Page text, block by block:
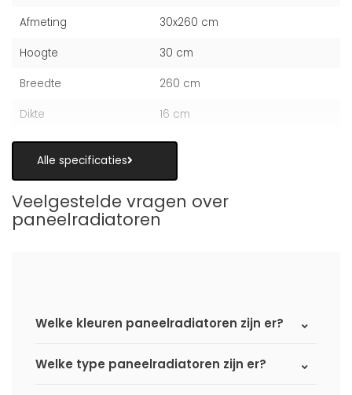
Afmeting 30x260 cm
Hoogte 30 cm
Breedte 260 cm
Dikte 16 cm
Alle specificaties
Veelgestelde vragen over
paneelradiatoren
Welke kleuren paneelradiatoren zijn er?
Welke type paneelradiatoren zijn er?